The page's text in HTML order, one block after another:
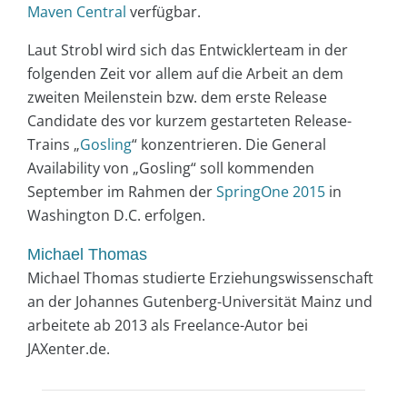
Maven Central verfügbar.
Laut Strobl wird sich das Entwicklerteam in der
folgenden Zeit vor allem auf die Arbeit an dem
zweiten Meilenstein bzw. dem erste Release
Candidate des vor kurzem gestarteten Release-
Trains „Gosling“ konzentrieren. Die General
Availability von „Gosling“ soll kommenden
September im Rahmen derSpringOne 2015 in
Washington D.C. erfolgen.
Michael Thomas
Michael Thomas studierte Erziehungswissenschaft
an der Johannes Gutenberg-Universität Mainz und
arbeitete ab 2013 als Freelance-Autor bei
JAXenter.de.